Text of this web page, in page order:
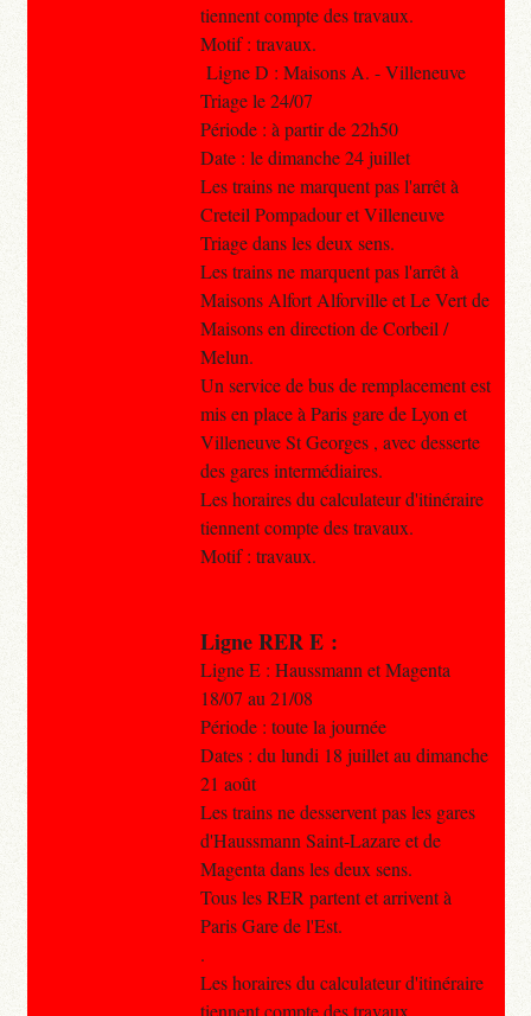
tiennent compte des travaux.
Motif : travaux.
Ligne D : Maisons A. - Villeneuve
Triage le 24/07
Période : à partir de 22h50
Date : le dimanche 24 juillet
Les trains ne marquent pas l'arrêt à
Creteil Pompadour et Villeneuve
Triage dans les deux sens.
Les trains ne marquent pas l'arrêt à
Maisons Alfort Alforville et Le Vert de
Maisons en direction de Corbeil /
Melun.
Un service de bus de remplacement est
mis en place à Paris gare de Lyon et
Villeneuve St Georges , avec desserte
des gares intermédiaires.
Les horaires du calculateur d'itinéraire
tiennent compte des travaux.
Motif : travaux.
Ligne RER E :
Ligne E : Haussmann et Magenta
18/07 au 21/08
Période : toute la journée
Dates : du lundi 18 juillet au dimanche
21 août
Les trains ne desservent pas les gares
d'Haussmann Saint-Lazare et de
Magenta dans les deux sens.
Tous les RER partent et arrivent à
Paris Gare de l'Est.
.
Les horaires du calculateur d'itinéraire
tiennent compte des travaux.